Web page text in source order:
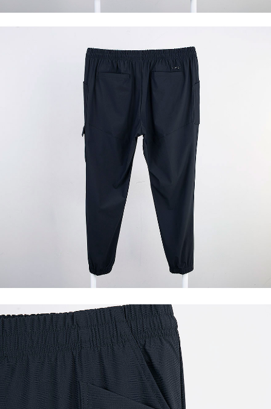
이코 라이프 하